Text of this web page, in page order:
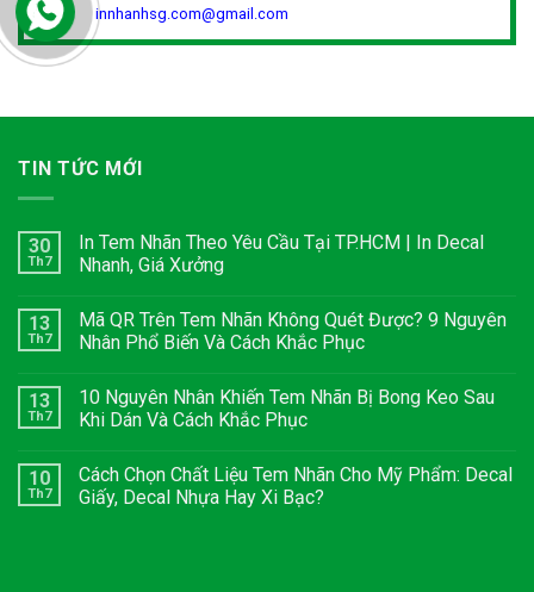
innhanhsg.com@gmail.com
TIN TỨC MỚI
30
Th7
In Tem Nhãn Theo Yêu Cầu Tại TP.HCM | In Decal
Nhanh, Giá Xưởng
13
Th7
Mã QR Trên Tem Nhãn Không Quét Được? 9 Nguyên
Nhân Phổ Biến Và Cách Khắc Phục
13
Th7
10 Nguyên Nhân Khiến Tem Nhãn Bị Bong Keo Sau
Khi Dán Và Cách Khắc Phục
10
Th7
Cách Chọn Chất Liệu Tem Nhãn Cho Mỹ Phẩm: Decal
Giấy, Decal Nhựa Hay Xi Bạc?